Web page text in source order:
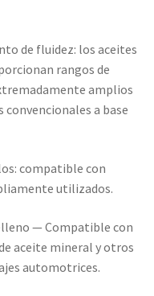
de fluidez: los aceites
rangos de
amplios
a base
compatible con
utilizados.
— Compatible con
aceite mineral y otros
automotrices.